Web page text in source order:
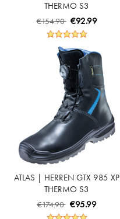
THERMO S3
SICHERHEITSSCHUH - BLACK |
ROYAL BLUE
€154.90 €92.99
ATLAS | HERREN GTX 985 XP
THERMO S3
SICHERHEITSSCHUH - BLACK |
ROYAL BLUE
€174.90 €95.99